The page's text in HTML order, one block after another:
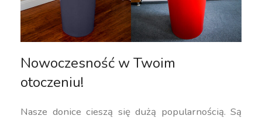
Nowoczesność w Twoim
otoczeniu!
Nasze donice cieszą się dużą popularnością. Są